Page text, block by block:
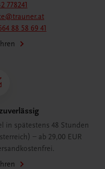
778241
88 58 69 41
in spätestens 48 Stunden
– ab 29,00 EUR